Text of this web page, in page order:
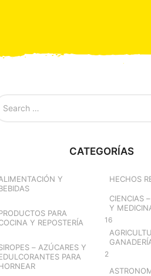
CATEGORÍAS
Y
PARA
Y REPOSTERÍA
– AZÚCARES Y
PARA
HECHOS
CIENCIAS
Y
16
2